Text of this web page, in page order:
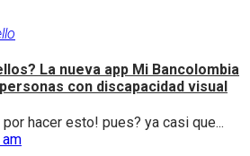
La nueva app Mi Bancolombia
con discapacidad visual
hacer esto! pues? ya casi que...